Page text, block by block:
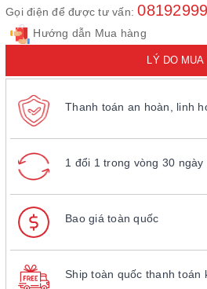
Gọi điện để được tư vấn:
Hướng dẫn Mua hàng
LÝ DO MUA
Thanh toán an hoàn, linh
1 đổi 1 trong vòng 30
Bao giá toàn quốc
Ship toàn quốc thanh toán